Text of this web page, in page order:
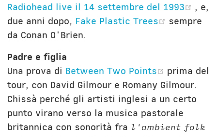
Radiohead live il 14 settembre del 1993
, e,
due anni dopo, Fake Plastic Trees (opens
sempre
da Conan O'Brien.
Padre e figlia
Una prova di Between Two Points (opens
prima del
tour, con David Gilmour e Romany Gilmour.
Chissà perché gli artisti inglesi a un certo
punto virano verso la musica pastorale
britannica con sonorità fra l'ambient folk